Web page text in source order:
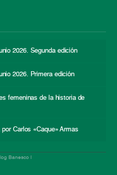
2026. Segunda edición
2026. Primera edición
femeninas de la historia de
Carlos «Caque» Armas
Banesco |